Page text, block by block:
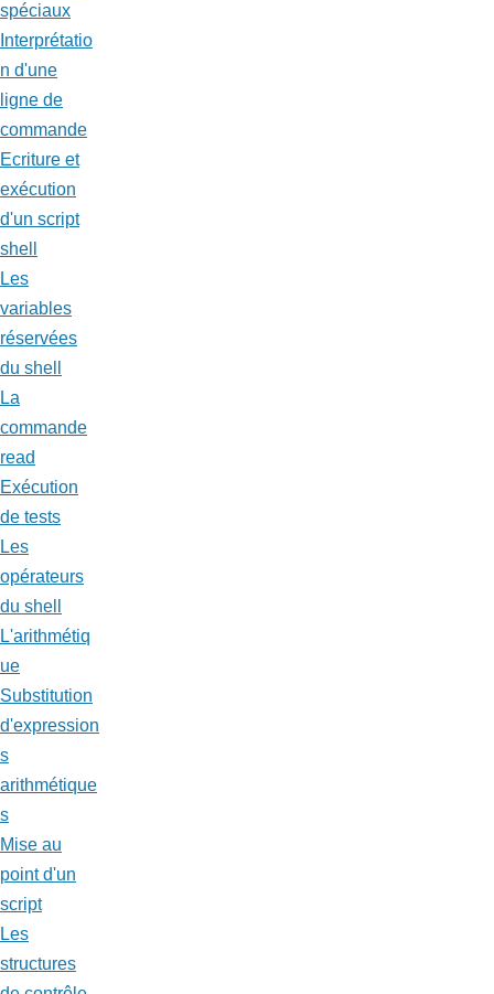
spéciaux
Interprétatio
n d'une
ligne de
commande
Ecriture et
exécution
d'un script
shell
Les
variables
réservées
du shell
La
commande
read
Exécution
de tests
Les
opérateurs
du shell
L'arithmétiq
ue
Substitution
d'expression
s
arithmétique
s
Mise au
point d'un
script
Les
structures